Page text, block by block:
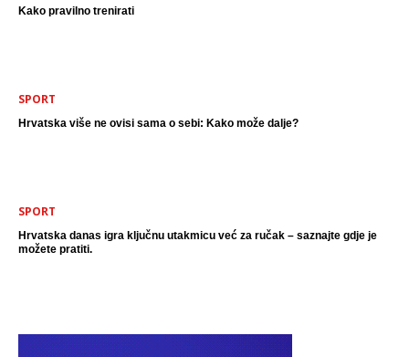
Kako pravilno trenirati
SPORT
Hrvatska više ne ovisi sama o sebi: Kako može dalje?
SPORT
Hrvatska danas igra ključnu utakmicu već za ručak – saznajte gdje je
možete pratiti.